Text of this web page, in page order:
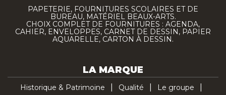
PAPETERIE, FOURNITURES SCOLAIRES ET DE
BUREAU, MATÉRIEL BEAUX-ARTS.
CHOIX COMPLET DE FOURNITURES : AGENDA,
CAHIER, ENVELOPPES, CARNET DE DESSIN, PAPIER
AQUARELLE, CARTON À DESSIN.
LA MARQUE
Historique & Patrimoine Qualité
Le groupe